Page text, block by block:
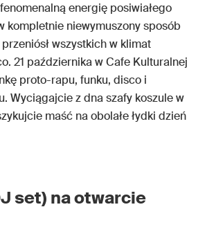
energię posiwiałego
kompletnie niewymuszony sposób
wszystkich w klimat
21 października w Cafe Kulturalnej
proto-rapu, funku, disco i
Wyciągajcie z dna szafy koszule w
maść na obolałe łydki dzień
set) na otwarcie